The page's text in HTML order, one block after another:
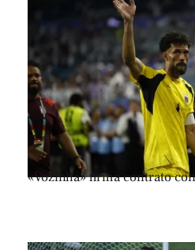
«Vozinha» firma contrato